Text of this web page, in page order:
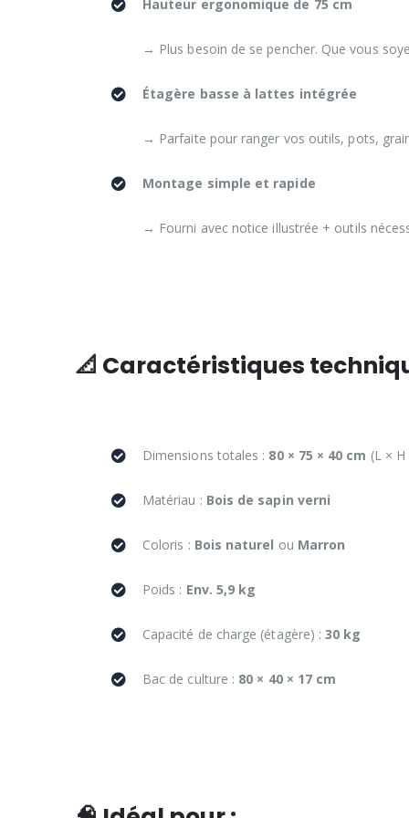
Hauteur ergonomique de 75 cm
→ Plus besoin de se pencher. Que vous
Étagère basse à lattes intégrée
→ Parfaite pour ranger vos outils, pots,
Montage simple et rapide
→ Fourni avec notice illustrée + outils
📐 Caractéristiques
Dimensions totales : 80 × 75 × 40 cm (L ×
Matériau : Bois de sapin verni
Coloris : Bois naturel ou Marron
Poids : Env. 5,9 kg
Capacité de charge (étagère) :30 kg
Bac de culture : 80 × 40 × 17 cm